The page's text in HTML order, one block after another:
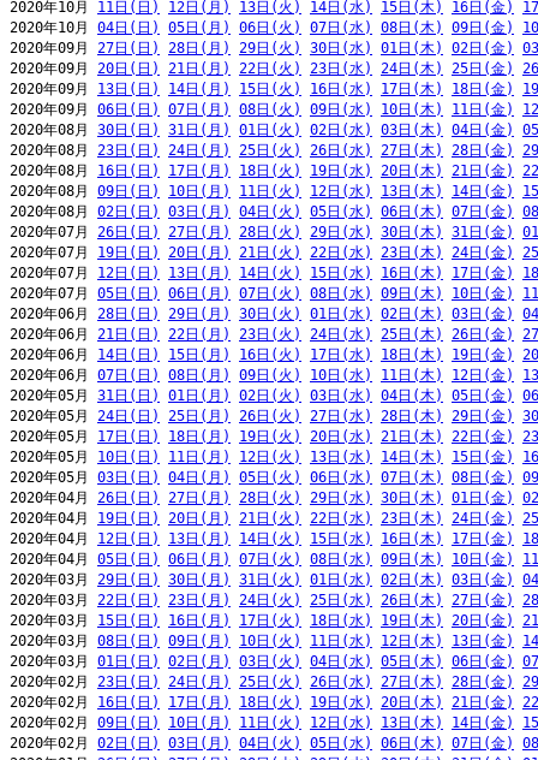
2020年10月 11日(日) 12日(月) 13日(火) 14日(水) 15日(木) 16日(金)
2020年10月 04日(日) 05日(月) 06日(火) 07日(水) 08日(木) 09日(金)
2020年09月 27日(日) 28日(月) 29日(火) 30日(水) 01日(木) 02日(金)
2020年09月 20日(日) 21日(月) 22日(火) 23日(水) 24日(木) 25日(金)
2020年09月 13日(日) 14日(月) 15日(火) 16日(水) 17日(木) 18日(金)
2020年09月 06日(日) 07日(月) 08日(火) 09日(水) 10日(木) 11日(金)
2020年08月 30日(日) 31日(月) 01日(火) 02日(水) 03日(木) 04日(金)
2020年08月 23日(日) 24日(月) 25日(火) 26日(水) 27日(木) 28日(金)
2020年08月 16日(日) 17日(月) 18日(火) 19日(水) 20日(木) 21日(金)
2020年08月 09日(日) 10日(月) 11日(火) 12日(水) 13日(木) 14日(金)
2020年08月 02日(日) 03日(月) 04日(火) 05日(水) 06日(木) 07日(金)
2020年07月 26日(日) 27日(月) 28日(火) 29日(水) 30日(木) 31日(金)
2020年07月 19日(日) 20日(月) 21日(火) 22日(水) 23日(木) 24日(金)
2020年07月 12日(日) 13日(月) 14日(火) 15日(水) 16日(木) 17日(金)
2020年07月 05日(日) 06日(月) 07日(火) 08日(水) 09日(木) 10日(金)
2020年06月 28日(日) 29日(月) 30日(火) 01日(水) 02日(木) 03日(金)
2020年06月 21日(日) 22日(月) 23日(火) 24日(水) 25日(木) 26日(金)
2020年06月 14日(日) 15日(月) 16日(火) 17日(水) 18日(木) 19日(金)
2020年06月 07日(日) 08日(月) 09日(火) 10日(水) 11日(木) 12日(金)
2020年05月 31日(日) 01日(月) 02日(火) 03日(水) 04日(木) 05日(金)
2020年05月 24日(日) 25日(月) 26日(火) 27日(水) 28日(木) 29日(金)
2020年05月 17日(日) 18日(月) 19日(火) 20日(水) 21日(木) 22日(金)
2020年05月 10日(日) 11日(月) 12日(火) 13日(水) 14日(木) 15日(金)
2020年05月 03日(日) 04日(月) 05日(火) 06日(水) 07日(木) 08日(金)
2020年04月 26日(日) 27日(月) 28日(火) 29日(水) 30日(木) 01日(金)
2020年04月 19日(日) 20日(月) 21日(火) 22日(水) 23日(木) 24日(金)
2020年04月 12日(日) 13日(月) 14日(火) 15日(水) 16日(木) 17日(金)
2020年04月 05日(日) 06日(月) 07日(火) 08日(水) 09日(木) 10日(金)
2020年03月 29日(日) 30日(月) 31日(火) 01日(水) 02日(木) 03日(金)
2020年03月 22日(日) 23日(月) 24日(火) 25日(水) 26日(木) 27日(金)
2020年03月 15日(日) 16日(月) 17日(火) 18日(水) 19日(木) 20日(金)
2020年03月 08日(日) 09日(月) 10日(火) 11日(水) 12日(木) 13日(金)
2020年03月 01日(日) 02日(月) 03日(火) 04日(水) 05日(木) 06日(金)
2020年02月 23日(日) 24日(月) 25日(火) 26日(水) 27日(木) 28日(金)
2020年02月 16日(日) 17日(月) 18日(火) 19日(水) 20日(木) 21日(金)
2020年02月 09日(日) 10日(月) 11日(火) 12日(水) 13日(木) 14日(金)
2020年02月 02日(日) 03日(月) 04日(火) 05日(水) 06日(木) 07日(金)